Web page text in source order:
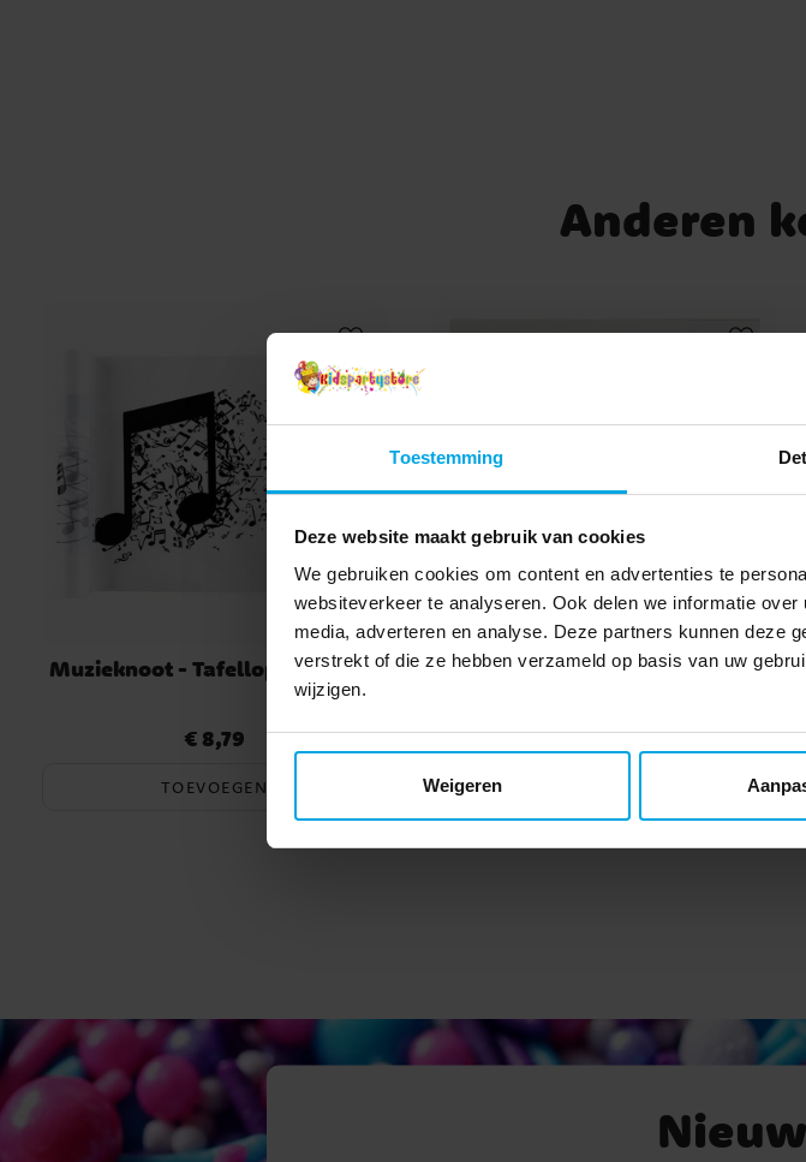
Toestemming
Deze website maakt gebruik van cookies
We gebruiken cookies om content en advertenties te
websiteverkeer te analyseren. Ook delen we informatie
media, adverteren en analyse. Deze partners kunnen deze
verstrekt of die ze hebben verzameld op basis van uw
wijzigen.
Weigeren
Anderen
Muzieknoot - Tafelloper 5 meter
Prijs :€ 8,79
€ 8,79
TOEVOEGEN
Muzieknotitie - Servetten 20
Prijs:€ 3,49
€ 3,49